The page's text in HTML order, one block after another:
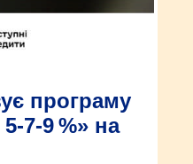
програму
7-9 %» на